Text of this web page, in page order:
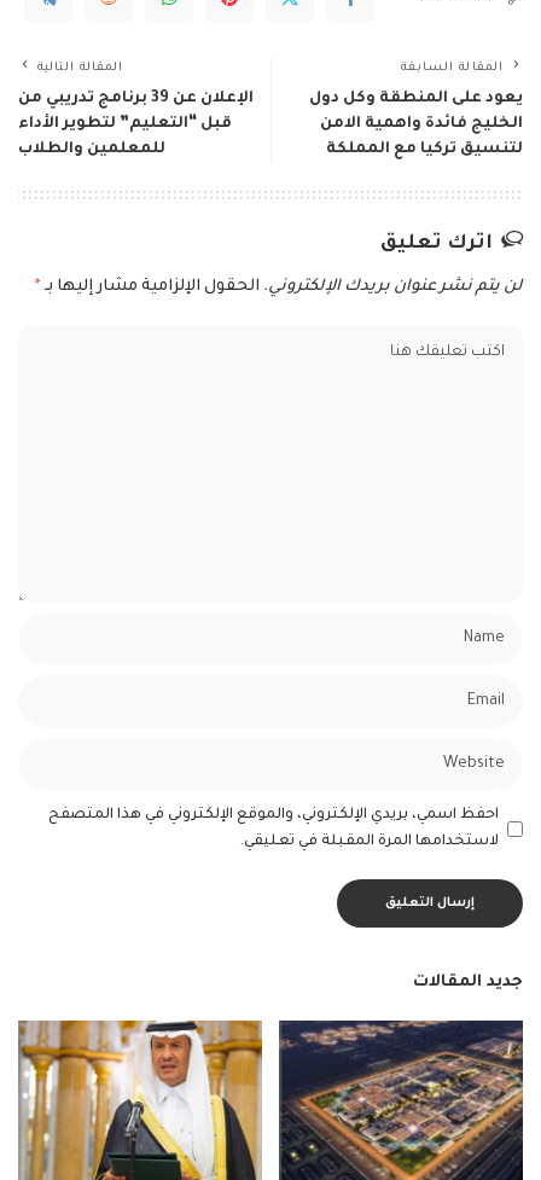
المقالة السابقة
يعود على المنطقة وكل دول
الخليج فائدة واهمية الامن
لتنسيق تركيا مع المملكة
المقالة التالية
الإعلان عن 39 برنامج تدريبي من
قبل “التعليم” لتطوير الأداء
للمعلمين والطلاب
اترك تعليق
لن يتم نشر عنوان بريدك الإلكتروني. الحقول الإلزامية مشار إليها بـ *
احفظ اسمي، بريدي الإلكتروني، والموقع الإلكتروني في هذا المتصفح
لاستخدامها المرة المقبلة في تعليقي.
جديد المقالات